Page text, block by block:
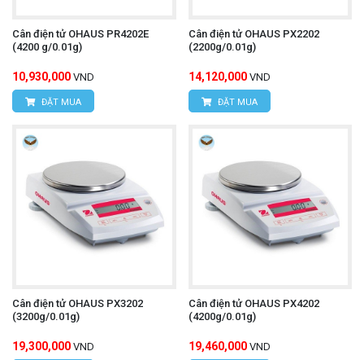
Cân điện tử OHAUS PR4202E
(4200 g/0.01g)
10,930,000 VND
ĐẶT MUA
Cân điện tử OHAUS PX2202
(2200g/0.01g)
14,120,000 VND
ĐẶT MUA
Cân điện tử OHAUS PX3202
(3200g/0.01g)
19,300,000 VND
Cân điện tử OHAUS PX4202
(4200g/0.01g)
19,460,000 VND